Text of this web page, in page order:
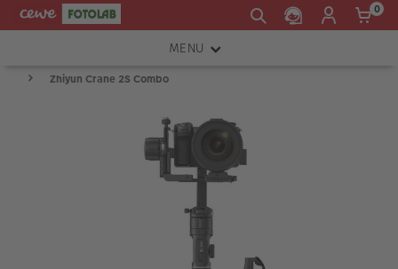
0
MENU
FOTOAPARÁTY
Zhiyun Crane 2S Combo